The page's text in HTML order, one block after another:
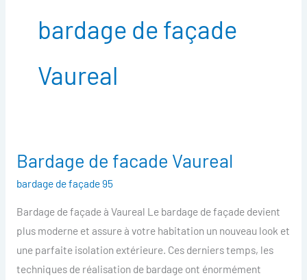
bardage de façade
Vaureal
Bardage de facade Vaureal
bardage de façade 95
Bardage de façade à Vaureal Le bardage de façade devient
plus moderne et assure à votre habitation un nouveau look et
une parfaite isolation extérieure. Ces derniers temps, les
techniques de réalisation de bardage ont énormément
Bardage
Vaureal